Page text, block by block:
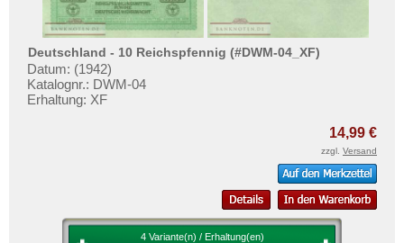
Mehr über...
Zahlungsbedingungen
Privatsphäre und Datenschutz
Widerrufsbelehrung
Deutschland - 10 Reichspfennig (#DWM-04_XF)
Datum: (1942)
Katalognr.: DWM-04
Erhaltung: XF
14,99 €
zzgl. Versand
4 Variante(n) / Erhaltung(en)